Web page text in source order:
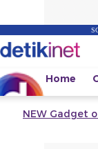
Home
NEW Gadget